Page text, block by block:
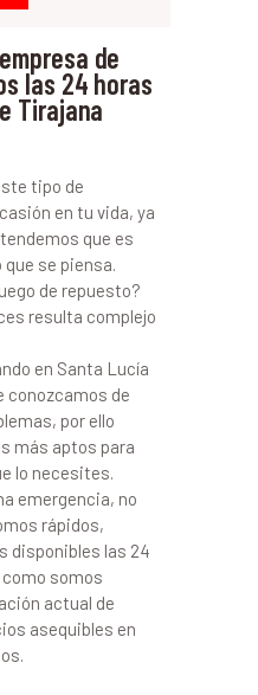
de
las 24 horas
Tirajana
tipo de
en tu vida, ya
que es
se piensa.
de repuesto?
resulta complejo
en Santa Lucía
conozcamos de
por ello
más aptos para
lo necesites.
emergencia, no
rápidos,
disponibles las 24
como somos
actual de
asequibles en